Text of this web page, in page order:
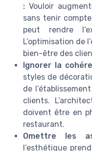
: Vouloir
sans tenir
peut rendre
L’optimisation de
bien-être des
Ignorer la
styles de
de
clients.
doivent être en
restaurant.
Omettre les
l’esthétique